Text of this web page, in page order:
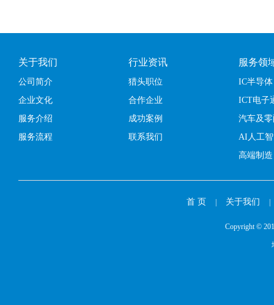
关于我们
公司简介
企业文化
服务介绍
服务流程
行业资讯
猎头职位
合作企业
成功案例
联系我们
服务领
IC半导体
ICT电子
汽车及
AI人工
高端制造
首 页 关于我们
Copyright ©